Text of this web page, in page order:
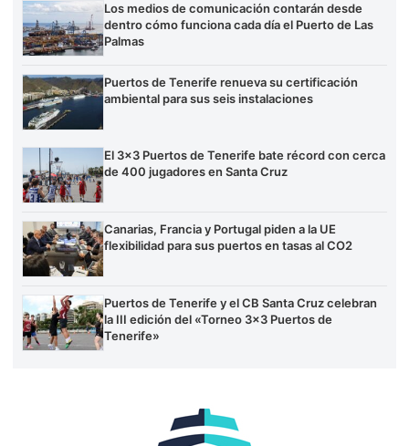
Los medios de comunicación contarán desde
dentro cómo funciona cada día el Puerto de Las
Palmas
Puertos de Tenerife renueva su certificación
ambiental para sus seis instalaciones
El 3×3 Puertos de Tenerife bate récord con cerca
de 400 jugadores en Santa Cruz
Canarias, Francia y Portugal piden a la UE
flexibilidad para sus puertos en tasas al CO2
Puertos de Tenerife y el CB Santa Cruz celebran
la III edición del «Torneo 3×3 Puertos de
Tenerife»